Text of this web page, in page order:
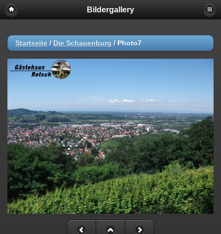
Bildergallery
Startseite / Die Schauenburg / Photo7